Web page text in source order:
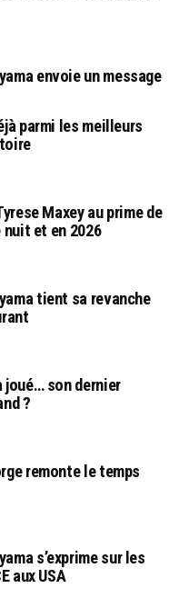
envoie un message
parmi les meilleurs
Maxey au prime de
et en 2026
tient sa revanche
joué… son dernier
?
remonte le temps
s’exprime sur les
aux USA